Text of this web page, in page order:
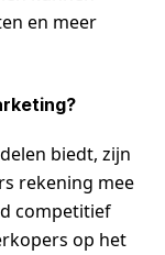
en meer
biedt, zijn
rekening mee
competitief
op het